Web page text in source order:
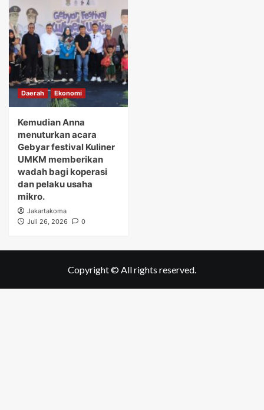
Daerah Ekonomi
Kemudian Anna
menuturkan acara
Gebyar festival Kuliner
UMKM memberikan
wadah bagi koperasi
dan pelaku usaha
mikro.
Jakartakoma
Juli 26, 2026
0
Copyright © All rights reserved.